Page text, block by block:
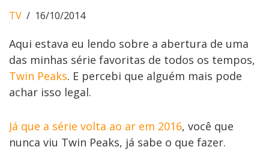
TV 16/10/2014
Aqui estava eu lendo sobre a abertura de uma
das minhas série favoritas de todos os tempos,
Twin Peaks. E percebi que alguém mais pode
achar isso legal.
Já que a série volta ao ar em 2016, você que
nunca viu Twin Peaks, já sabe o que fazer.